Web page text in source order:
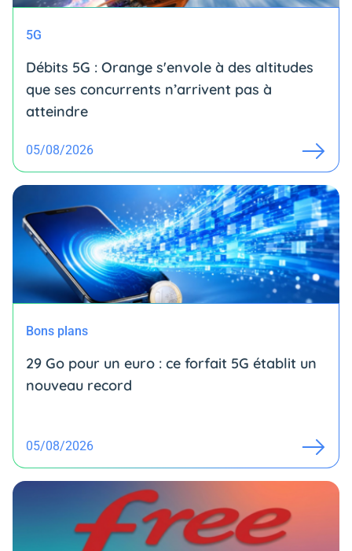
5G
Débits 5G : Orange s'envole à des altitudes
que ses concurrents n’arrivent pas à
atteindre
05/08/2026
Bons plans
29 Go pour un euro : ce forfait 5G établit un
nouveau record
05/08/2026